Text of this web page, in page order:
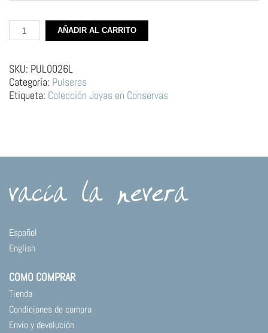
Pulsera
de
–
Lata
de
Mejillones
AÑADIR AL CARRITO
SKU: PUL0026L
Categoría: Pulseras
Etiqueta: Colección Joyas en Conservas
Español
English
COMO COMPRAR
Tienda
Condiciones de compra
Envío y devolución